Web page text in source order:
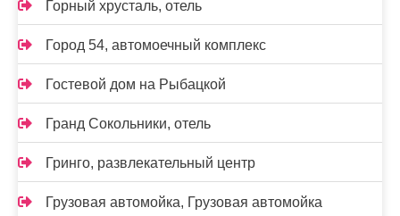
Горный хрусталь, отель
Город 54, автомоечный комплекс
Гостевой дом на Рыбацкой
Гранд Сокольники, отель
Гринго, развлекательный центр
Грузовая автомойка, Грузовая автомойка